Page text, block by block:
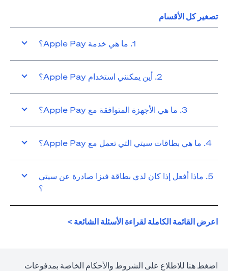
تصغير كل الأقسام
1. ما هي خدمة Apple Pay؟
2. أين يمكنني استخدام Apple Pay؟
3. ما هي الأجهزة المتوافقة مع Apple Pay؟
4. ما هي بطاقات سيتي التي تعمل مع Apple Pay؟
5. ماذا أفعل إذا كان لدي بطاقة فيزا صادرة عن سيتي
؟
اعرض القائمة الكاملة لقراءة الأسئلة الشائعة >
اضغط هنا للاطلاع على الشروط والأحكام الخاصة بمدفوعات